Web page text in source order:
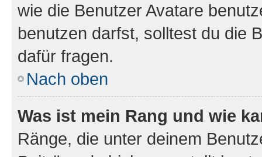
wie die Benutzer Avatare
benutzen darfst, solltest du die
dafür fragen.
Nach oben
Was ist mein Rang und wie
Ränge, die unter deinem